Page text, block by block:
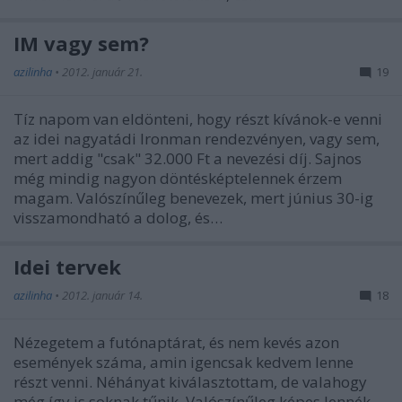
IM vagy sem?
azilinha • 2012. január 21. 19
Tíz napom van eldönteni, hogy részt kívánok-e venni
az idei nagyatádi Ironman rendezvényen, vagy sem,
mert addig "csak" 32.000 Ft a nevezési díj. Sajnos
még mindig nagyon döntésképtelennek érzem
magam. Valószínűleg benevezek, mert június 30-ig
visszamondható a dolog, és…
Idei tervek
azilinha • 2012. január 14. 18
Nézegetem a futónaptárat, és nem kevés azon
események száma, amin igencsak kedvem lenne
részt venni. Néhányat kiválasztottam, de valahogy